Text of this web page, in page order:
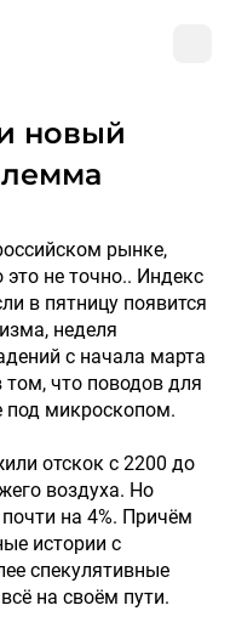
не точно.. Индекс
в пятницу появится
неделя
с начала марта
том, что поводов для
под микроскопом.
отскок с 2200 до
воздуха. Но
на 4%. Причём
истории с
спекулятивные
на своём пути.